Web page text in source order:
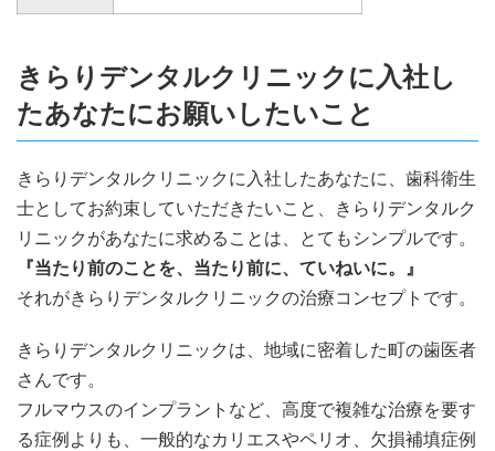
きらりデンタルクリニックに入社し
たあなたにお願いしたいこと
きらりデンタルクリニックに入社したあなたに、歯科衛生
士としてお約束していただきたいこと、きらりデンタルク
リニックがあなたに求めることは、とてもシンプルです。
『当たり前のことを、当たり前に、ていねいに。』
それがきらりデンタルクリニックの治療コンセプトです。
きらりデンタルクリニックは、地域に密着した町の歯医者
さんです。
フルマウスのインプラントなど、高度で複雑な治療を要す
る症例よりも、一般的なカリエスやペリオ、欠損補填症例